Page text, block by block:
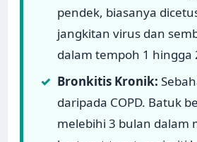
pendek, biasanya
jangkitan virus dan
dalam tempoh 1 hingga
✓ Bronkitis Kronik:
daripada COPD. Batuk
melebihi 3 bulan dalam